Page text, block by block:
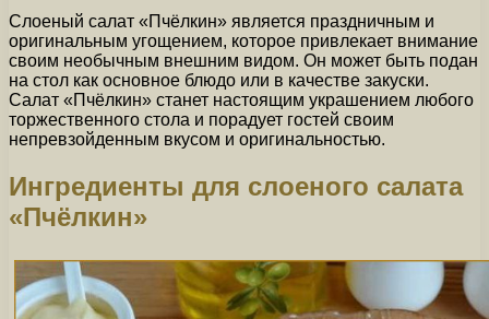
Слоеный салат «Пчёлкин» является праздничным и
оригинальным угощением, которое привлекает внимание
своим необычным внешним видом. Он может быть подан
на стол как основное блюдо или в качестве закуски.
Салат «Пчёлкин» станет настоящим украшением любого
торжественного стола и порадует гостей своим
непревзойденным вкусом и оригинальностью.
Ингредиенты для слоеного салата
«Пчёлкин»